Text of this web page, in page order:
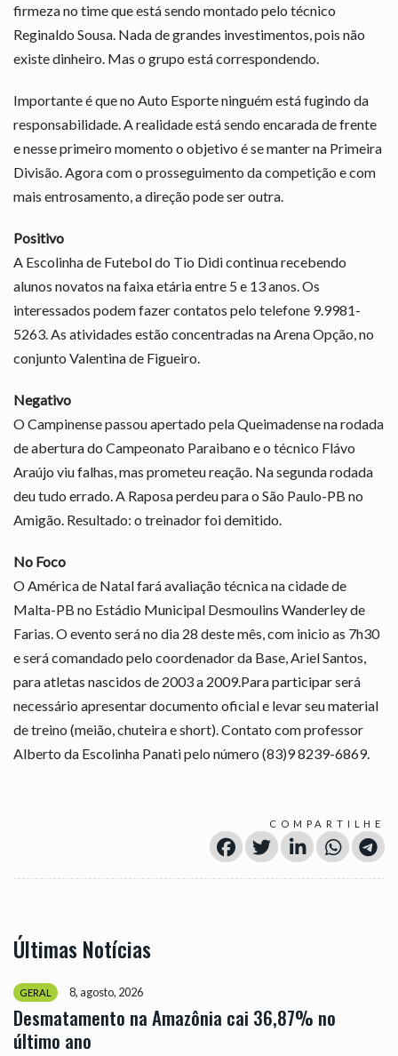
firmeza no time que está sendo montado pelo técnico
Reginaldo Sousa. Nada de grandes investimentos, pois não
existe dinheiro. Mas o grupo está correspondendo.
Importante é que no Auto Esporte ninguém está fugindo da
responsabilidade. A realidade está sendo encarada de frente
e nesse primeiro momento o objetivo é se manter na Primeira
Divisão. Agora com o prosseguimento da competição e com
mais entrosamento, a direção pode ser outra.
Positivo
A Escolinha de Futebol do Tio Didi continua recebendo
alunos novatos na faixa etária entre 5 e 13 anos. Os
interessados podem fazer contatos pelo telefone 9.9981-
5263. As atividades estão concentradas na Arena Opção, no
conjunto Valentina de Figueiro.
Negativo
O Campinense passou apertado pela Queimadense na rodada
de abertura do Campeonato Paraibano e o técnico Flávo
Araújo viu falhas, mas prometeu reação. Na segunda rodada
deu tudo errado. A Raposa perdeu para o São Paulo-PB no
Amigão. Resultado: o treinador foi demitido.
No Foco
O América de Natal fará avaliação técnica na cidade de
Malta-PB no Estádio Municipal Desmoulins Wanderley de
Farias. O evento será no dia 28 deste mês, com inicio as 7h30
e será comandado pelo coordenador da Base, Ariel Santos,
para atletas nascidos de 2003 a 2009.Para participar será
necessário apresentar documento oficial e levar seu material
de treino (meião, chuteira e short). Contato com professor
Alberto da Escolinha Panati pelo número (83)9 8239-6869.
COMPARTILHE
Últimas Notícias
GERAL 8, agosto, 2026
Desmatamento na Amazônia cai 36,87% no
último ano